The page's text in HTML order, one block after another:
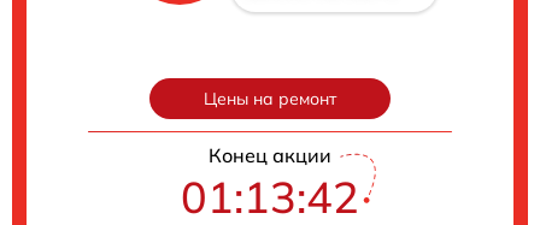
Цены на ремонт
Конец акции
01:13:41